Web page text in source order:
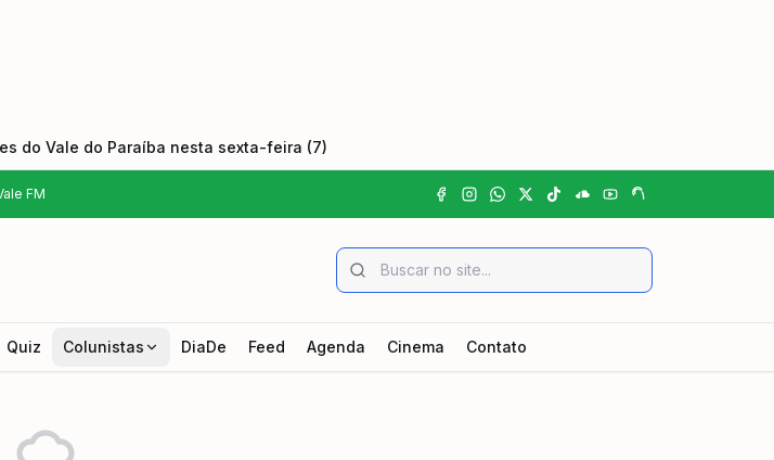
do Vale do Paraíba nesta sexta-feira (7)
FM
Quiz Colunistas DiaDe Feed Agenda Cinema Contato